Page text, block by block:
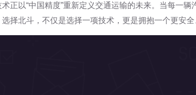
正以“中国精度”重新定义交通运输的未来。当每一
择北斗，不仅是选择一项技术，更是拥抱一个更安全